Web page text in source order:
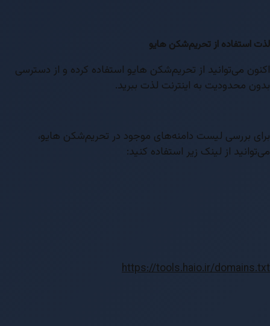
لذت استفاده از تحریم‌شکن هایو
اکنون می‌توانید از تحریم‌شکن هایو استفاده کرده و از دسترسی
بدون محدودیت به اینترنت لذت ببرید.
برای بررسی لیست دامنه‌های موجود در تحریم‌شکن هایو،
می‌توانید از لینک زیر استفاده کنید:
https://tools.haio.ir/domains.txt